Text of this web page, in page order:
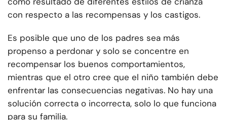
con respecto a las recompensas y los castigos.
Es posible que uno de los padres sea más
propenso a perdonar y solo se concentre en
recompensar los buenos comportamientos,
mientras que el otro cree que el niño también debe
enfrentar las consecuencias negativas. No hay una
solución correcta o incorrecta, solo lo que funciona
para su familia.